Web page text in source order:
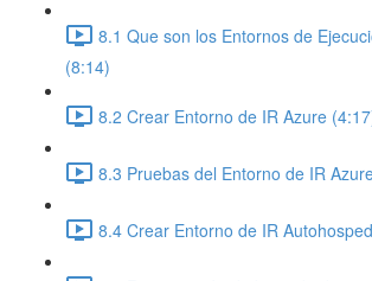
8.1 Que son los Entornos de
(8:14)
8.2 Crear Entorno de IR Azure
8.3 Pruebas del Entorno de IR
8.4 Crear Entorno de IR